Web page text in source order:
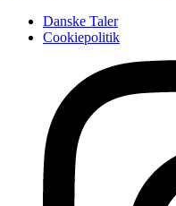
Danske Taler
Cookiepolitik